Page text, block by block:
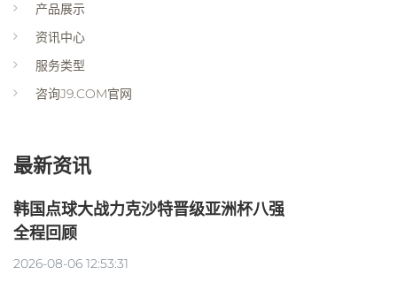
产品展示
资讯中心
服务类型
咨询J9.COM官网
最新资讯
韩国点球大战力克沙特晋级亚洲杯八强
全程回顾
2026-08-06 12:53:31